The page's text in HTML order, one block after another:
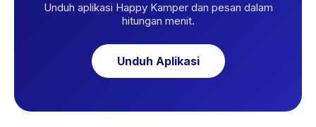
Unduh aplikasi Happy Kamper dan pesan dalam
hitungan menit.
Unduh Aplikasi